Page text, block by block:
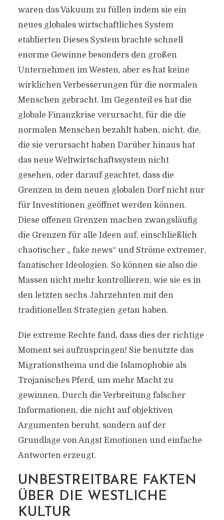
waren das Vakuum zu füllen indem sie ein
neues globales wirtschaftliches System
etablierten Dieses System brachte schnell
enorme Gewinne besonders den großen
Unternehmen im Westen, aber es hat keine
wirklichen Verbesserungen für die normalen
Menschen gebracht. Im Gegenteil es hat die
globale Finanzkrise verursacht, für die die
normalen Menschen bezahlt haben, nicht, die,
die sie verursacht haben Darüber hinaus hat
das neue Weltwirtschaftssystem nicht
gesehen, oder darauf geachtet, dass die
Grenzen in dem neuen globalen Dorf nicht nur
für Investitionen geöffnet werden können.
Diese offenen Grenzen machen zwangsläufig
die Grenzen für alle Ideen auf, einschließlich
chaotischer „ fake news“ und Ströme extremer,
fanatischer Ideologien. So können sie also die
Massen nicht mehr kontrollieren, wie sie es in
den letzten sechs Jahrzehnten mit den
traditionellen Strategien getan haben.
Die extreme Rechte fand, dass dies der richtige
Moment sei aufzuspringen! Sie benutzte das
Migrationsthema und die Islamophobie als
Trojanisches Pferd, um mehr Macht zu
gewinnen, Durch die Verbreitung falscher
Informationen, die nicht auf objektiven
Argumenten beruht, sondern auf der
Grundlage von Angst Emotionen und einfache
Antworten erzeugt.
UNBESTREITBARE FAKTEN
ÜBER DIE WESTLICHE
KULTUR